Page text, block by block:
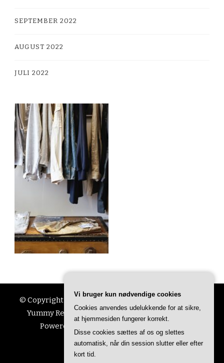
SEPTEMBER 2022
AUGUST 2022
JULI 2022
© Copyright 2026 Ting Til Livet
. All Rights Reserved.
Yummy Recipe | Developed ByBlossom Themes.
Powered by
Vi bruger kun nødvendige cookies
Cookies anvendes udelukkende for at sikre,
at hjemmesiden fungerer korrekt.
Disse cookies sættes af os og slettes
automatisk, når din session slutter eller efter
kort tid.